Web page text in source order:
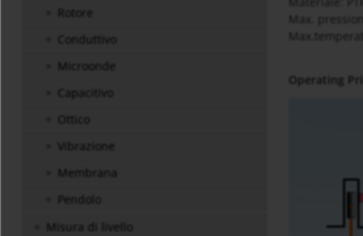
Rotore
Conduttivo
Microonde
Capacitivo
Ottico
Vibrazione
Membrana
Pendolo
Misura di livello
Max.
Operating